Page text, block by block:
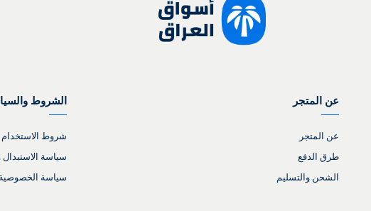
عن المتجر
عن المتجر
طرق الدفع
الشحن والتسليم
الشروط
شروط الاستخدام
سياسة الاستبدال
سياسة الخصوصية